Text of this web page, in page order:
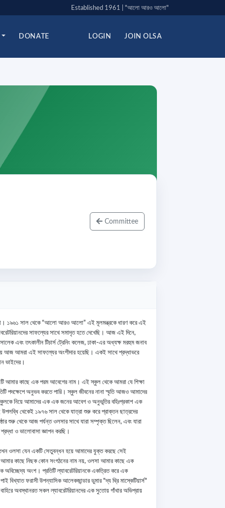
Established 1961 | "আলো আরও আলো"
DONATE LOGIN JOIN OLSA
Committee
ঢাকা। ১৯৬১ সাল থেকে “আলো আরও আলো” এই মূলমন্ত্রকে ধারণ করে এই
সাফল্যের সাথে সমাদৃত হতে দেখেছি। আজ এই দিনে,
এবং তৎকালীন টিচার্স ট্রেনিং কলেজ, ঢাকা-এর অধ্যক্ষ মরহুম জনাব
আজ আমরা এই সাফল্যের অংশীদার হয়েছি। একই সাথে শ্রদ্ধাভরে
ভাইদের।
এটি আমার কাছে এক পরম আবেগের নাম। এই স্কুল থেকে আমরা যে শিক্ষা
পদক্ষেপে অনুভব করতে পারি। স্কুল জীবনের নানা স্মৃতি আজও আমাদের
নিয়ে আমাদের এক এক জনের আবেগ ও অনুভূতির বহিঃপ্রকাশ এক
থেকেই ১৯৭৬ সাল থেকে যাত্রা শুরু করে প্রাক্তন ছাত্রদের
শুরু থেকে আজ পর্যন্ত ওলসার সাথে যারা সম্পৃক্ত ছিলেন, এবং যারা
ও ভালোবাসা জ্ঞাপন করছি।
ওলসা যেন একটি সেতুবন্ধন হয়ে আমাদের যুক্ত করছে সেই
কাছে নিছক কোন সংগঠনের নাম নয়, ওলসা আমার কাছে এক
অংশ। প্রতিটি ল্যাবরেটরিয়ানকে একত্রিত করে এক
ফরাসী উপন্যাসিক আলেকজান্ডার ডুমার "দ্য থ্রি মাস্কেটিয়ার্স"
অবস্থানরত সকল ল্যাবরেটরিয়ানদের এক সুতোয় গাঁথার অভিপ্রায়